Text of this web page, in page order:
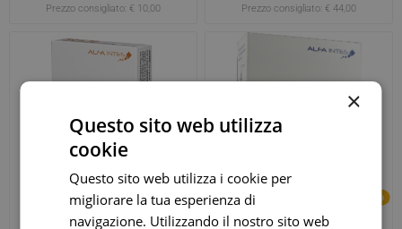
Prezzo consigliato: € 10,00 Prezzo consigliato: € 44,00
×
Questo sito web utilizza
cookie
Questo sito web utilizza i cookie per
migliorare la tua esperienza di
navigazione. Utilizzando il nostro sito web